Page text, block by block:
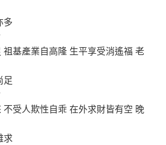
多
基產業自高隆 生平享受消遙福 老
足
受人欺性自乖 在外求財皆有空 晚
求